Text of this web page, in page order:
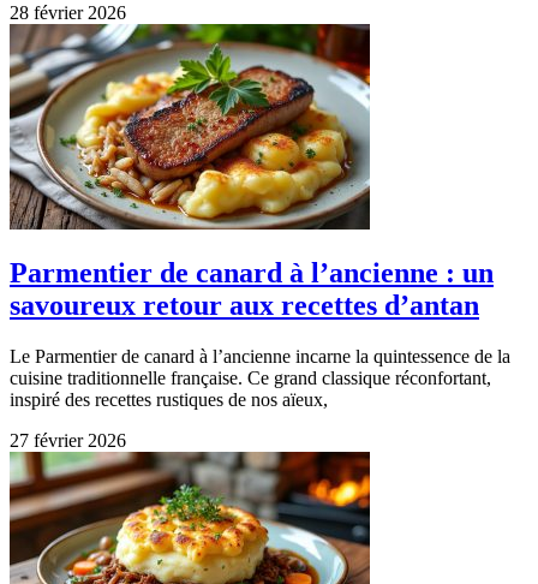
28 février 2026
Parmentier de canard à l’ancienne : un
savoureux retour aux recettes d’antan
Le Parmentier de canard à l’ancienne incarne la quintessence de la
cuisine traditionnelle française. Ce grand classique réconfortant,
inspiré des recettes rustiques de nos aïeux,
27 février 2026